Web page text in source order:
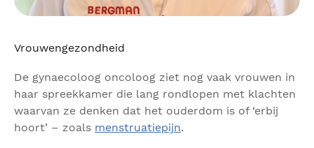
Vrouwengezondheid
De gynaecoloog oncoloog ziet nog vaak vrouwen in
haar spreekkamer die lang rondlopen met klachten
waarvan ze denken dat het ouderdom is of ‘erbij
hoort’ – zoals menstruatiepijn.